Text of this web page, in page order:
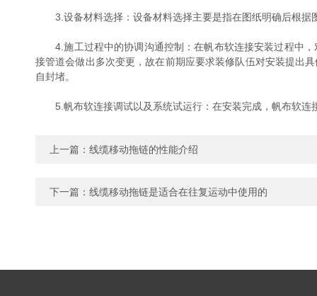
3.设备材料选择：设备材料选择主要是指在图纸明确后根据
4.施工过程中的协调沟通控制：在帆布软连接安装过程中，
接管道会做出多次变更，故在前期应要求装修队伍对安装提出
自封堵。
5.帆布软连接调试以及系统试运行：在安装完成，帆布软连
上一篇： 线缆移动拖链的性能介绍
下一篇： 线缆移动拖链是适合在往复运动中使用的